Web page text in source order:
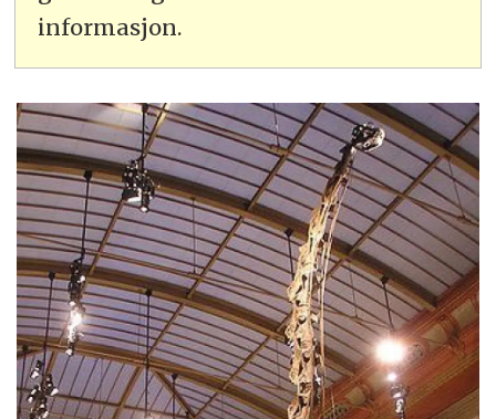
informasjon.